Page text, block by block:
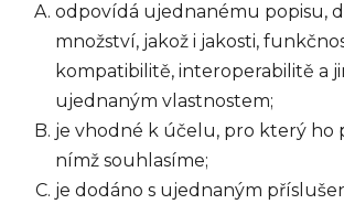
odpovídá ujednanému popisu,
množství, jakož i jakosti,
kompatibilitě, interoperabilitě a
ujednaným vlastnostem;
je vhodné k účelu, pro který ho
nímž souhlasíme;
je dodáno s ujednaným